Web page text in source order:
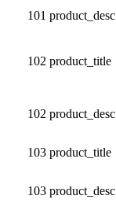
101 product_desc
102 product_title
102 product_desc
103 product_title
103 product_desc